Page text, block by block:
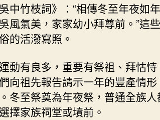
中竹枝詞》：“相傳冬至年夜如
風氣美，家家幼小拜尊前。”這
的活潑寫照。
動有良多，重要有祭祖、拜怙恃
向祖先報告請示一年的豐產情
冬至祭奠為年夜祭，普通全族
擇家族祠堂或墳前。